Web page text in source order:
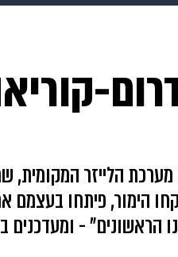
תשעה חודשים מתכונים
הלייזר המקומית,
הימור, פיתחו
הראשונים" - ומעדכנים